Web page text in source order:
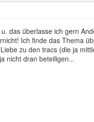
das überlasse ich gern
Ich finde das Thema
zu den tracs (die ja
nicht dran beteiligen...